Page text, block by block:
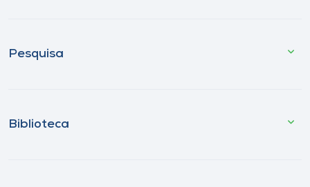
Pesquisa
Biblioteca